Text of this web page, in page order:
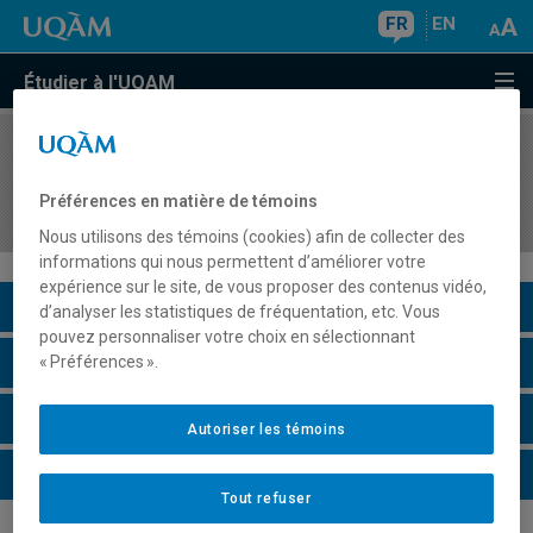
FR EN
Étudier à l'UQAM
COURS//
spéciaux
Description du cours
Horaire - Été 2026
Horaire - Automne 2026
Horaire - Hiver 2027
Préférences en matière de témoins
Nous utilisons des témoins (cookies) afin de collecter des
informations qui nous permettent d’améliorer votre
expérience sur le site, de vous proposer des contenus vidéo,
d’analyser les statistiques de fréquentation, etc. Vous
pouvez personnaliser votre choix en sélectionnant
« Préférences ».
Tout refuser
Autoriser les témoins